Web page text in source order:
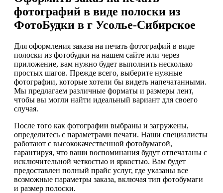
фотографий в виде полоски из
ФотоБудки в г Усолье-Сибирское
Для оформления заказа на печать фотографий в виде
полоски из фотобудки на нашем сайте или через
приложение, вам нужно будет выполнить несколько
простых шагов. Прежде всего, выберите нужные
фотографии, которые хотели бы видеть напечатанными.
Мы предлагаем различные форматы и размеры лент,
чтобы вы могли найти идеальный вариант для своего
случая.
После того как фотографии выбраны и загружены,
определитесь с параметрами печати. Наши специалисты
работают с высококачественной фотобумагой,
гарантируя, что ваши воспоминания будут отпечатаны с
исключительной четкостью и яркостью. Вам будет
предоставлен полный прайс услуг, где указаны все
возможные параметры заказа, включая тип фотобумаги
и размер полоски.